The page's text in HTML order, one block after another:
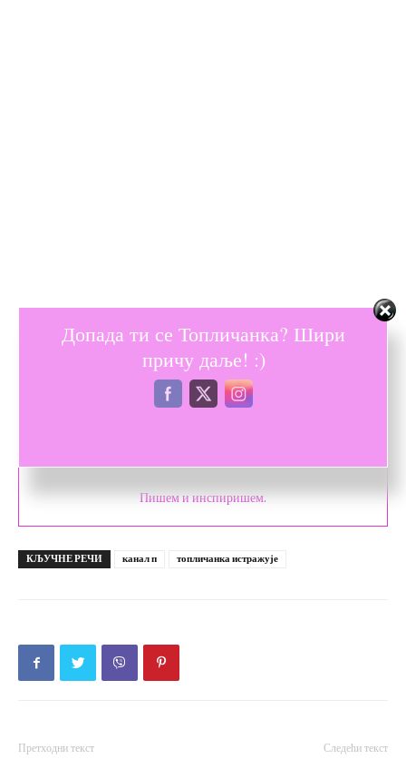
Пишем и инспиришем.
КЉУЧНЕ РЕЧИ канал п топличанка истражује
Претходни текст Следећи текст
Допада ти се Топличанка? Шири
причу даље! :)